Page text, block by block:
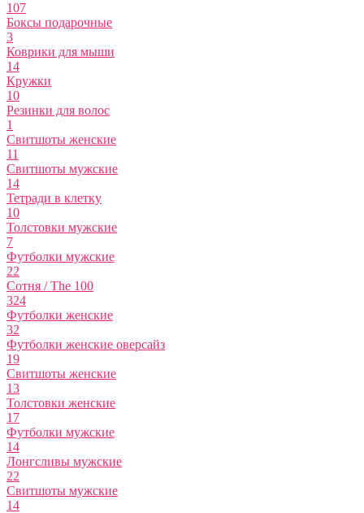
107
Боксы подарочные
3
Коврики для мыши
14
Кружки
10
Резинки для волос
1
Свитшоты женские
11
Свитшоты мужские
14
Тетради в клетку
10
Толстовки мужские
7
Футболки мужские
22
Сотня / The 100
324
Футболки женские
32
Футболки женские оверсайз
19
Свитшоты женские
13
Толстовки женские
17
Футболки мужские
14
Лонгсливы мужские
22
Свитшоты мужские
14